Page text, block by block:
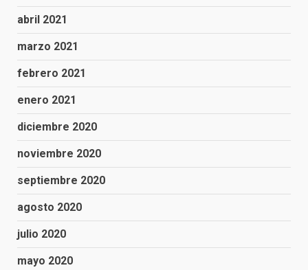
abril 2021
marzo 2021
febrero 2021
enero 2021
diciembre 2020
noviembre 2020
septiembre 2020
agosto 2020
julio 2020
mayo 2020